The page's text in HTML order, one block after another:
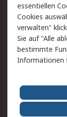
RS
Cookie-
Impressum
Karriere bei RS
essentiellen
Cookies
verwalten"
Sie auf "Alle
bestimmte
Informationen